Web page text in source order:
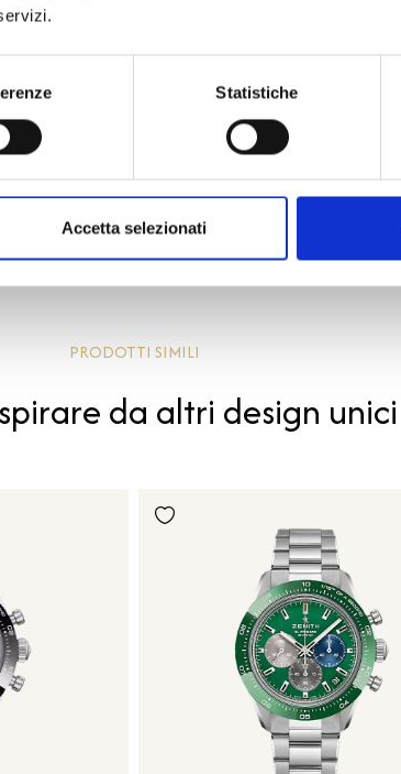
Statistiche
Accetta selezionati
Descrizione
PRODOTTI SIMILI
da altri design unici